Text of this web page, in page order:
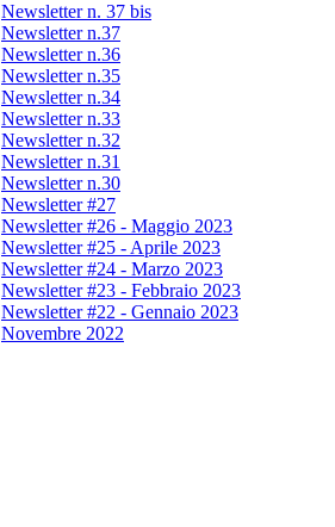
Newsletter n. 37 bis
Newsletter n.37
Newsletter n.36
Newsletter n.35
Newsletter n.34
Newsletter n.33
Newsletter n.32
Newsletter n.31
Newsletter n.30
Newsletter #27
Newsletter #26 - Maggio 2023
Newsletter #25 - Aprile 2023
Newsletter #24 - Marzo 2023
Newsletter #23 - Febbraio 2023
Newsletter #22 - Gennaio 2023
Novembre 2022